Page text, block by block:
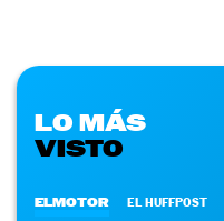
LO MÁS
VISTO
ELMOTOR EL HUFFPOST